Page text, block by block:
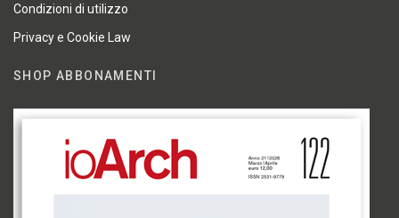
Condizioni di utilizzo
Privacy e Cookie Law
SHOP ABBONAMENTI